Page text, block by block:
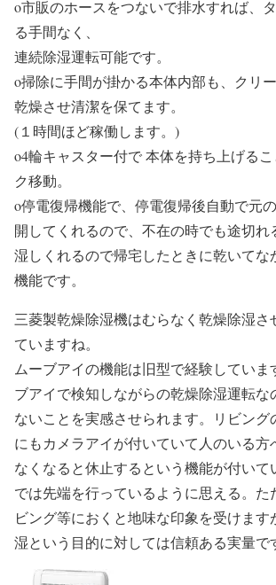
o市販のホースをつないで排水すれば、
る手間なく、
連続除湿運転可能です。
o掃除に手間が掛かる本体内部も、クリ
乾燥させ清潔を保てます。
(１時間ほど稼働します。)
o4輪キャスター付で 本体を持ち上げる
ク移動。
o停電復帰機能で、停電復帰後自動で元
開してくれるので、不在の時でも途切れ
湿しくれるので帰宅したときに乾いてな
機能です。
三菱製乾燥除湿機はむらなく乾燥除湿さ
ていますね。
ムーブアイの機能は旧型で経験していま
ブアイで検知しながらの乾燥除湿運転な
ないことを実感させられます。リビング
にもカメラアイが付いていて人のいる方
なくなると休止するという機能が付いて
では先端を行っているように思える。た
ビング等におくと地味な印象を受けます
湿という目的に対しては信頼ある実量で